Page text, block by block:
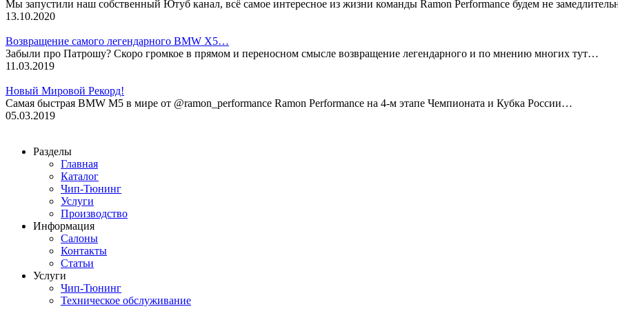
Мы запустили наш собственный Ютуб канал, всё самое интересное из жизни команды Ramon Performance будем не
13.10.2020
Возвращение самого легендарного BMW X5…
Забыли про Патрошу? Скоро громкое в прямом и переносном смысле возвращение легендарного и по мнению многих тут…
11.03.2019
Новый Мировой Рекорд!
Cамая быстрая BMW M5 в мире от @ramon_performance Ramon Performance на 4-м этапе Чемпионата и Кубка России…
05.03.2019
Разделы
Главная
Каталог
Чип-Тюнинг
Услуги
Производство
Информация
Салоны
Контакты
Статьи
Услуги
Чип-Тюнинг
Техническое обслуживание